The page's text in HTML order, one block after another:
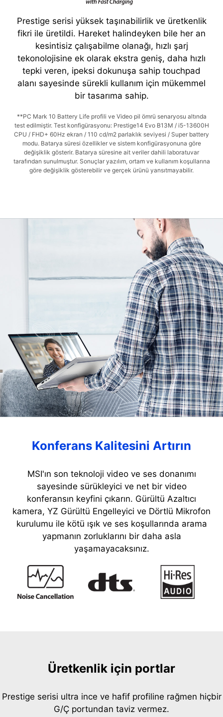
Prestige serisi yüksek taşınabilirlik ve üretkenlik
fikri ile üretildi. Hareket halindeyken bile her an
kesintisiz çalışabilme olanağı, hızlı şarj
tekonolojisine ek olarak ekstra geniş, daha hızlı
tepki veren, ipeksi dokunuşa sahip touchpad
alanı sayesinde sürekli kullanım için mükemmel
bir tasarıma sahip.
**PC Mark 10 Battery Life profili ve Video pil ömrü senaryosu altında
test edilmiştir. Test konfigürasyonu: Prestige14 Evo B13M / i5-13600H
CPU / FHD+ 60Hz ekran / 110 cd/m2 parlaklık seviyesi / Super battery
modu. Batarya süresi özellikler ve sistem konfigürasyonuna göre
değişiklik gösterir. Batarya süresine ait veriler dahili laboratuvar
tarafından sunulmuştur. Sonuçlar yazılım, ortam ve kullanım koşullarına
göre değişiklik gösterebilir ve gerçek ürünü yansıtmayabilir.
Konferans Kalitesini Artırın
MSI'ın son teknoloji video ve ses donanımı
sayesinde sürükleyici ve net bir video
konferansın keyfini çıkarın. Gürültü Azaltıcı
kamera, YZ Gürültü Engelleyici ve Dörtlü Mikrofon
kurulumu ile kötü ışık ve ses koşullarında arama
yapmanın zorluklarını bir daha asla
yaşamayacaksınız.
Üretkenlik için portlar
Prestige serisi ultra ince ve hafif profiline rağmen hiçbir
G/Ç portundan taviz vermez.